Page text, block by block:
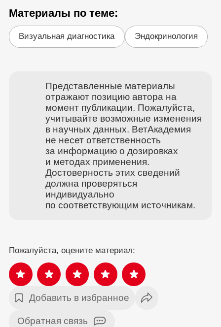
Материалы по теме:
Визуальная диагностика Эндокринология
Представленные материалы
отражают позицию автора на
момент публикации. Пожалуйста,
учитывайте возможные изменения
в научных данных. ВетАкадемия
не несет ответственность
за информацию о дозировках
и методах применения.
Достоверность этих сведений
должна проверяться
индивидуально
по соответствующим источникам.
Пожалуйста, оцените материал:
Добавить в избранное
Обратная связь